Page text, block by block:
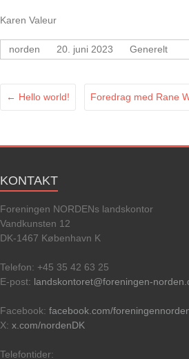
Karen Valeur
norden 20. juni 2023 Generelt
← Hello world! Foredrag med Rane
KONTAKT
Foreningen NORDENs landskontor
Vandkunsten 12
DK-1467 København K
Telefon: +45 35 42 63 25
E-post: landskontoret@foreningen-
Facebook: facebook.com/
X: x.com/nordenDK
Telefontider: